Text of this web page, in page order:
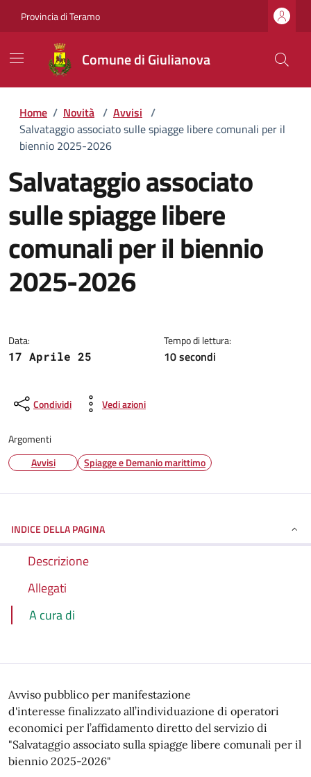
Provincia di Teramo
Comune di Giulianova
Home / Novità / Avvisi /
Salvataggio associato sulle spiagge libere comunali per il
biennio 2025-2026
Salvataggio associato
sulle spiagge libere
comunali per il biennio
2025-2026
Data:
17 Aprile 25
Tempo di lettura:
10 secondi
Condividi Vedi azioni
Argomenti
Avvisi
Spiagge e Demanio marittimo
INDICE DELLA PAGINA
Descrizione
Allegati
A cura di
Avviso pubblico per manifestazione
d'interesse finalizzato all’individuazione di operatori
economici per l’affidamento diretto del servizio di
"Salvataggio associato sulla spiagge libere comunali per il
biennio 2025-2026"